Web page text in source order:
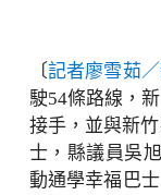
〔記者廖雪茹
駛54條路線，
接手，並與新
士，縣議員吳
動通學幸福巴